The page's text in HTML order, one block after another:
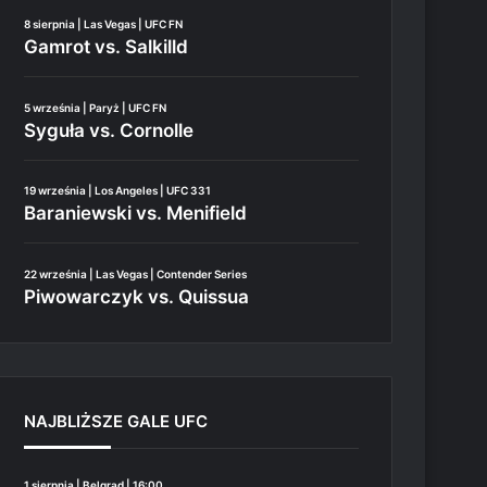
8 sierpnia | Las Vegas | UFC FN
Gamrot vs. Salkilld
5 września | Paryż | UFC FN
Syguła vs. Cornolle
19 września | Los Angeles | UFC 331
Baraniewski vs. Menifield
22 września | Las Vegas | Contender Series
Piwowarczyk vs. Quissua
NAJBLIŻSZE GALE UFC
1 sierpnia | Belgrad | 16:00